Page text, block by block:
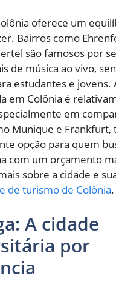
oferece um
Bairros como
são famosos por
de música ao vivo,
estudantes e jovens.
em Colônia é
em
Munique e Frankfurt,
opção para quem
com um orçamento
sobre a cidade e
de turismo de Colônia.
A cidade
por